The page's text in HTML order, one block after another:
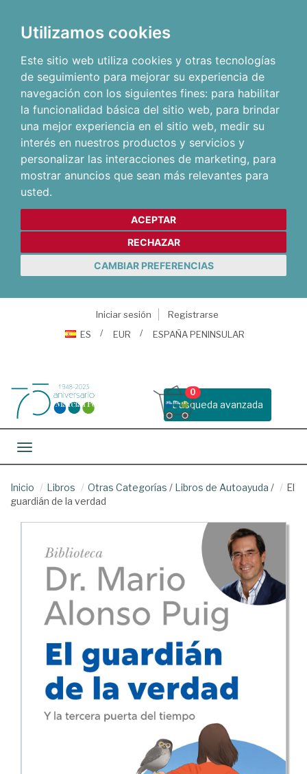
Utilizamos cookies
Este sitio web utiliza cookies y otras tecnologías
de seguimiento para mejorar su experiencia de
navegación con los siguientes fines: para habilitar
la funcionalidad básica del sitio web, para brindar
una mejor experiencia en el sitio web, medir su
interés en nuestros productos y servicios y
personalizar las interacciones de marketing, para
mostrar anuncios que sean más relevantes para
usted.
ACEPTAR
RECHAZAR
CAMBIAR PREFERENCIAS
Iniciar sesión
Registrarse
ES
EUR ESPAÑA PENINSULAR
Busqueda avanzada
0
Toggle navigation
Inicio Libros Otras Categorías / Libros de Autoayuda /
El
guardián de la verdad